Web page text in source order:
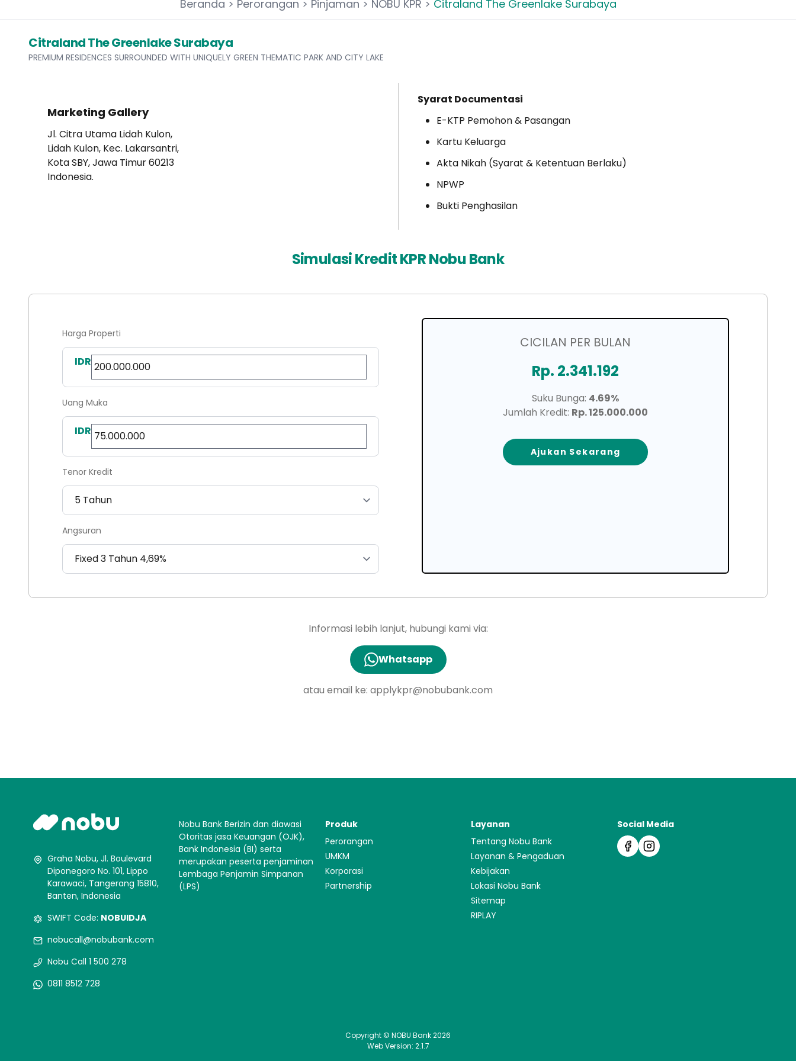
Beranda > Perorangan > Pinjaman > NOBU KPR > Citraland The Greenlake Surabaya
Citraland The Greenlake Surabaya
PREMIUM RESIDENCES SURROUNDED WITH UNIQUELY GREEN THEMATIC PARK AND CITY LAKE
Marketing Gallery
Jl. Citra Utama Lidah Kulon,
Lidah Kulon, Kec. Lakarsantri,
Kota SBY, Jawa Timur 60213
Indonesia.
Syarat Documentasi
E-KTP Pemohon & Pasangan
Kartu Keluarga
Akta Nikah (Syarat & Ketentuan Berlaku)
NPWP
Bukti Penghasilan
Simulasi Kredit KPR Nobu Bank
Harga Properti
IDR
Uang Muka
IDR
Tenor Kredit
Angsuran
CICILAN PER BULAN
Rp. 2.341.192
Suku Bunga: 4.69%
Jumlah Kredit: Rp. 125.000.000
Ajukan Sekarang
Informasi lebih lanjut, hubungi kami via:
Whatsapp
atau email ke: applykpr@nobubank.com
Graha Nobu, Jl. Boulevard
Diponegoro No. 101, Lippo
Karawaci, Tangerang 15810,
Banten, Indonesia
SWIFT Code: NOBUIDJA
nobucall@nobubank.com
Nobu Call 1 500 278
0811 8512 728
Nobu Bank Berizin dan diawasi
Otoritas jasa Keuangan (OJK),
Bank Indonesia (BI) serta
merupakan peserta penjaminan
Lembaga Penjamin Simpanan
(LPS)
Produk
Perorangan
UMKM
Korporasi
Partnership
Layanan
Tentang Nobu Bank
Layanan & Pengaduan
Kebijakan
Lokasi Nobu Bank
Sitemap
RIPLAY
Social Media
Copyright © NOBU Bank 2026
Web Version: 2.1.7